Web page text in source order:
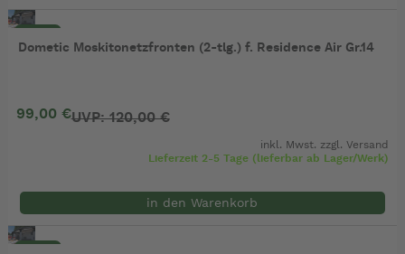
Dometic Moskitonetzfronten (2-tlg.) f. Residence Air Gr.14
99,00 €UVP: 120,00 €
inkl. Mwst. zzgl.Versand
Lieferzeit 2-5 Tage (lieferbar ab Lager/Werk)
in den Warenkorb